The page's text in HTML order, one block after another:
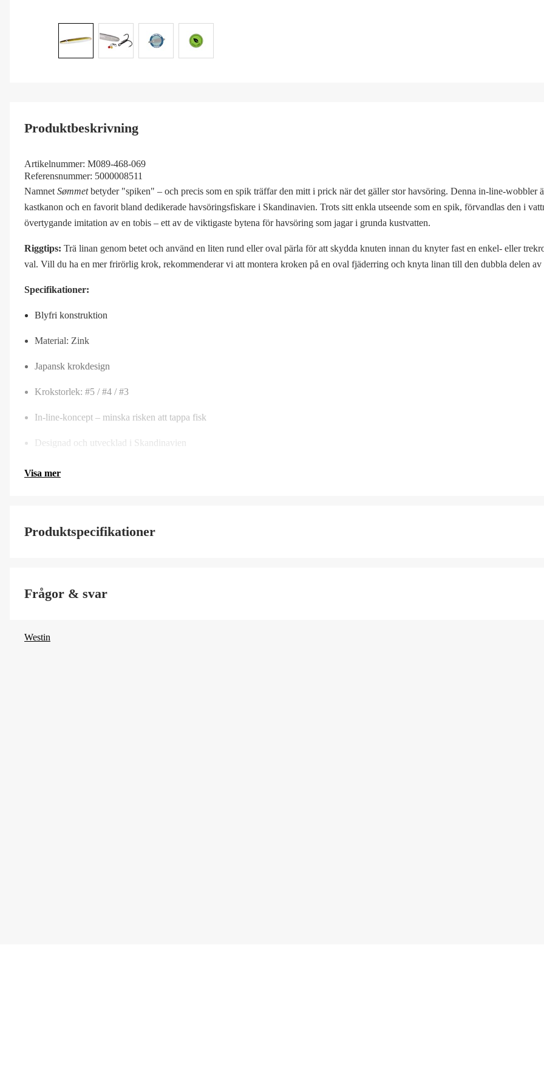
Produktbeskrivning
Artikelnummer: M089-468-069
Referensnummer: 5000008511
Namnet Sømmetbetyder "spiken" – och precis som en spik träffar den mitt i prick när det gäller stor havsöring. Denna in-line-wobbler
kastkanon och en favorit bland dedikerade havsöringsfiskare i Skandinavien. Trots sitt enkla utseende som en spik, förvandlas den i
övertygande imitation av en tobis – ett av de viktigaste bytena för havsöring som jagar i grunda kustvatten.
Riggtips: Trä linan genom betet och använd en liten rund eller oval pärla för att skydda knuten innan du knyter fast en enkel- eller
val. Vill du ha en mer frirörlig krok, rekommenderar vi att montera kroken på en oval fjäderring och knyta linan till den dubbla delen av
Specifikationer:
Blyfri konstruktion
Material: Zink
Japansk krokdesign
Krokstorlek: #5 / #4 / #3
In-line-koncept – minska risken att tappa fisk
Designad och utvecklad i Skandinavien
Visa mer
Produktspecifikationer
Vasskydd
Frågor & svar
Westin